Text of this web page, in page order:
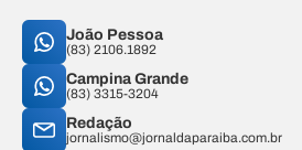
João Pessoa
(83) 2106.1892
Campina Grande
(83) 3315-3204
Redação
jornalismo@jornaldaparaiba.com.br